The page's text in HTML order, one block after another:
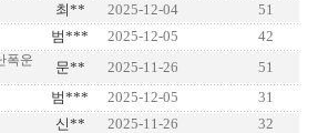
최** 2025-12-04
51
범*** 2025-12-05
42
폭운
문** 2025-11-26
51
범*** 2025-12-05
31
신** 2025-11-26
32